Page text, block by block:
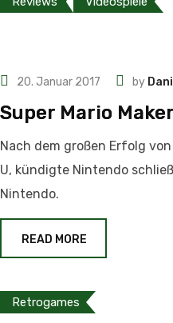
20. Januar 2017 by
Super Mario
Nach dem großen Erfolg
U, kündigte Nintendo
Nintendo.
READ MORE
Retrogames